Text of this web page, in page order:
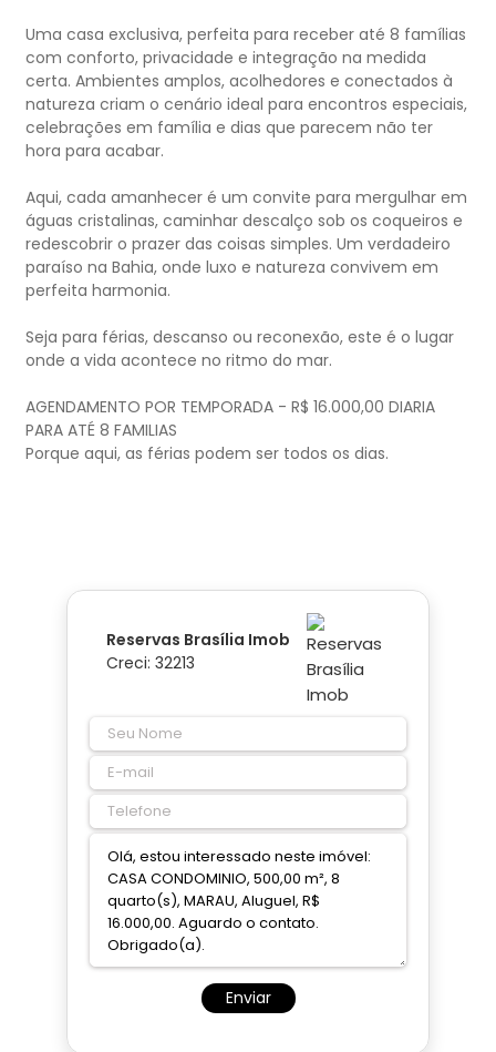
Uma casa exclusiva, perfeita para receber até 8 famílias
com conforto, privacidade e integração na medida
certa. Ambientes amplos, acolhedores e conectados à
natureza criam o cenário ideal para encontros especiais,
celebrações em família e dias que parecem não ter
hora para acabar.
Aqui, cada amanhecer é um convite para mergulhar em
águas cristalinas, caminhar descalço sob os coqueiros e
redescobrir o prazer das coisas simples. Um verdadeiro
paraíso na Bahia, onde luxo e natureza convivem em
perfeita harmonia.
Seja para férias, descanso ou reconexão, este é o lugar
onde a vida acontece no ritmo do mar.
AGENDAMENTO POR TEMPORADA - R$ 16.000,00 DIARIA
PARA ATÉ 8 FAMILIAS
Porque aqui, as férias podem ser todos os dias.
Reservas Brasília Imob
Creci: 32213
Enviar